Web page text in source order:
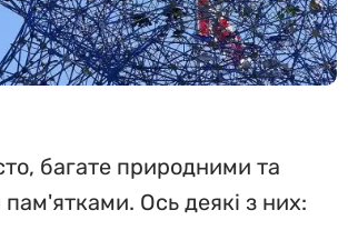
багате природними та
Ось деякі з них: